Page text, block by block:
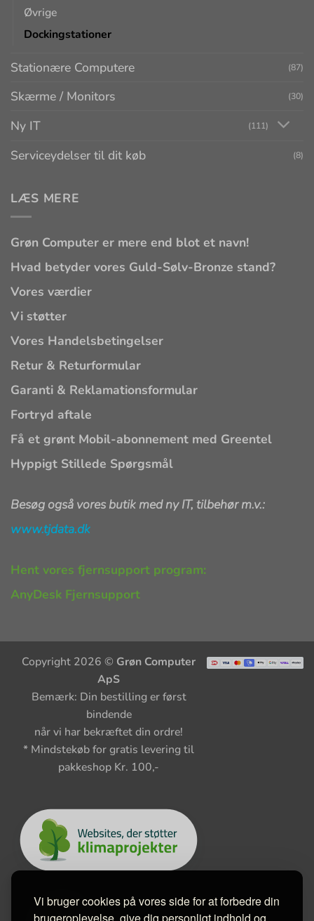
Vi bruger cookies på vores side for at forbedre din
Øvrige
Dockingstationer
Stationære Computere (87)
Skærme / Monitors (30)
Ny IT (111)
Serviceydelser til dit køb (8)
LÆS MERE
Grøn Computer er mere end blot et navn!
Hvad betyder vores Guld-Sølv-Bronze stand?
Vores værdier
Vi støtter
Vores Handelsbetingelser
Retur & Returformular
Garanti & Reklamationsformular
Fortryd aftale
Få et grønt Mobil-abonnement med Greentel
Hyppigt Stillede Spørgsmål
Besøg også vores butik med ny IT, tilbehør m.v.:
www.tjdata.dk
Hent vores fjernsupport program:
AnyDesk Fjernsupport
Copyright 2026 © Grøn Computer
ApS
Bemærk: Din bestilling er først
bindende
når vi har bekræftet din ordre!
* Mindstekøb for gratis levering til
pakkeshop Kr. 100,-